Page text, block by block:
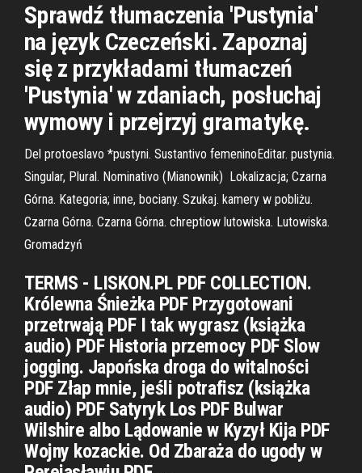
Sprawdź tłumaczenia 'Pustynia'
na język Czeczeński. Zapoznaj
się z przykładami tłumaczeń
'Pustynia' w zdaniach, posłuchaj
wymowy i przejrzyj gramatykę.
Del protoeslavo *pustyni. Sustantivo femeninoEditar. pustynia.
Singular, Plural. Nominativo (Mianownik) Lokalizacja; Czarna
Górna. Kategoria; inne, bociany. Szukaj. kamery w pobliżu.
Czarna Górna. Czarna Górna. chreptiow lutowiska. Lutowiska.
Gromadzyń
TERMS - LISKON.PL PDF COLLECTION.
Królewna Śnieżka PDF Przygotowani
przetrwają PDF I tak wygrasz (książka
audio) PDF Historia przemocy PDF Slow
jogging. Japońska droga do witalności
PDF Złap mnie, jeśli potrafisz (książka
audio) PDF Satyryk Los PDF Bulwar
Wilshire albo Lądowanie w Kyzył Kija PDF
Wojny kozackie. Od Zbaraża do ugody w